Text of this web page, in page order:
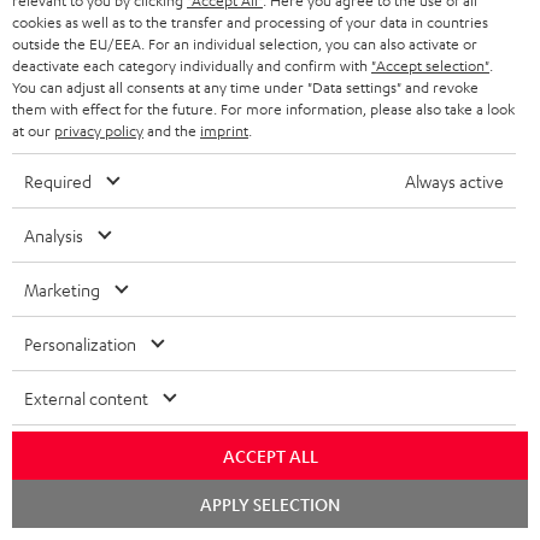
n
m
e
l
d
u
n
g
Kategorien
HEIMKINO
HEIMKINO-KOMPLETTANLAGEN
SOUNDBARS
STEREO
SMART HOME
BLUETOOTH-LAUTSPRECHER
KOPFHÖRER
Unternehmen
SUPPORT
KARRIERE
PRESSE & MARKETING
GESCHÄFTSKUNDEN
PARTNERPROGRAMM
BLOG
NEWSLETTER
STORES
ÖSTERREICH
SCHWEIZ
NIEDERLANDE
cookies as well as to the transfer and processing of your data in countries
outside the EU/EEA. For an individual selection, you can also activate or
deactivate each category individually and confirm with "Accept selection"
You can adjust all consents at any time under "Data settings" and revoke
them with effect for the future. For more information, please also take a look
at our privacy policyand the imprint
Required Always active
Analysis
Marketing
Personalization
External content
ACCEPT ALL
APPLY SELECTION